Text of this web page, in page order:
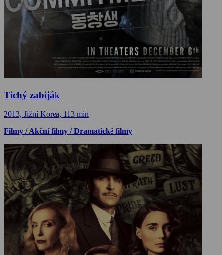
Tichý zabiják
2013, Jižní Korea, 113 min
Filmy / Akční filmy / Dramatické filmy